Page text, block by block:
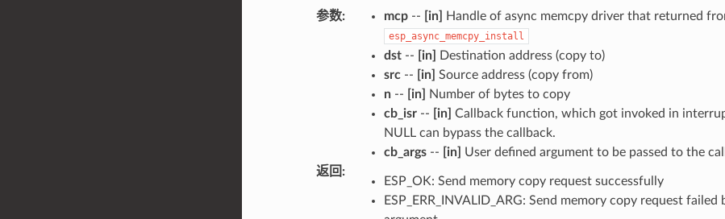
参数: mcp-- [in] Handle of async memcpy driver that returned
esp_async_memcpy_install
dst-- [in]
Destination address (copy to)
src-- [in] Source address (copy from)
n-- [in]
Number of bytes to copy
cb_isr-- [in] Callback function, which got invoked in
NULL can bypass the callback.
cb_args-- [in]
User defined argument to be passed to the
返回 :
ESP_OK: Send memory copy request successfully
ESP_ERR_INVALID_ARG: Send memory copy request failed